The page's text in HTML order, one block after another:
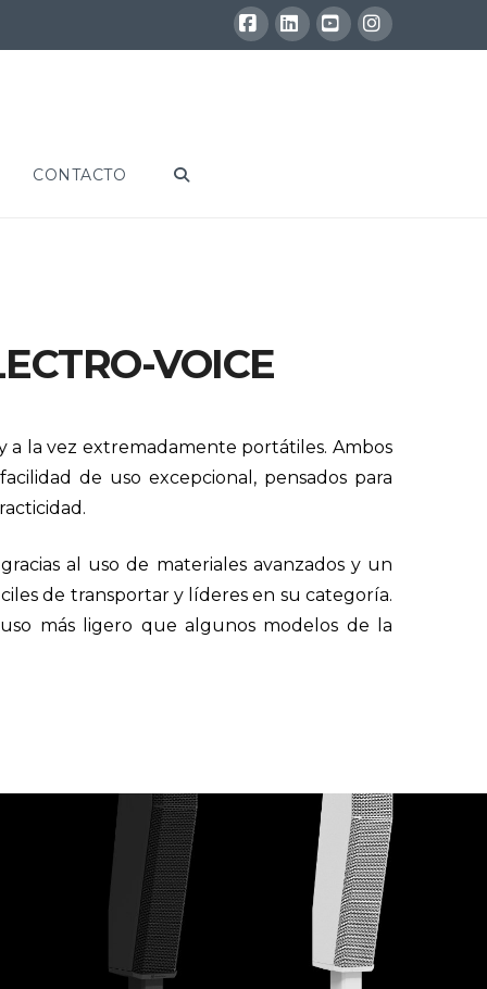
Facebook
LinkedInYouTubeInstagram
CONTACTO
VOICE
a la vez extremadamente portátiles. Ambos
de uso excepcional, pensados para
al uso de materiales avanzados y un
de transportar y líderes en su categoría.
más ligero que algunos modelos de la